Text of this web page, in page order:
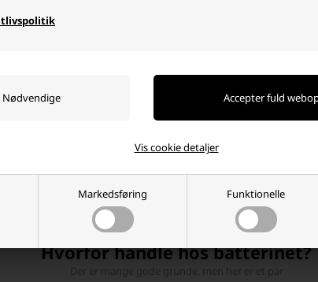
Markedsføring Funktionelle
Vis cookie detaljer
et bredt udvalg af holdere til våben, der er designet til at
materialer som polymer og aluminium og er designet til at
af holder:
en Armytek-holder, skal du tænke over dine aktiviteter, den
du cykler, vandrer eller arbejder, tilbyder Armytek Holdere en
Hvorfor handle hos batterinet?